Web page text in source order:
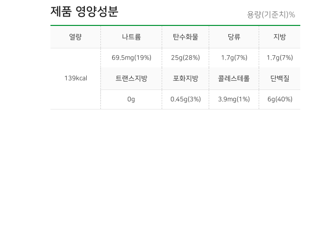
제품 영양성분 용량(기준치)%
열량 나트륨 탄수화물 당류 지방
139kcal
69.5mg(19%) 25g(28%) 1.7g(7%) 1.7g(7%)
트랜스지방 포화지방 콜레스테롤 단백질
0g 0.45g(3%) 3.9mg(1%) 6g(40%)